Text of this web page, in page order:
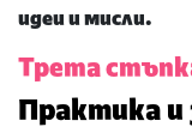
идеи и мисли.
Трета
Практика и